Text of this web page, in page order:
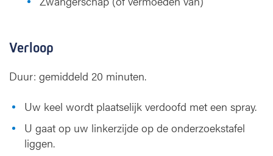
Verloop
Duur: gemiddeld 20 minuten.
Uw keel wordt plaatselijk verdoofd met een spray.
U gaat op uw linkerzijde op de onderzoekstafel
liggen.